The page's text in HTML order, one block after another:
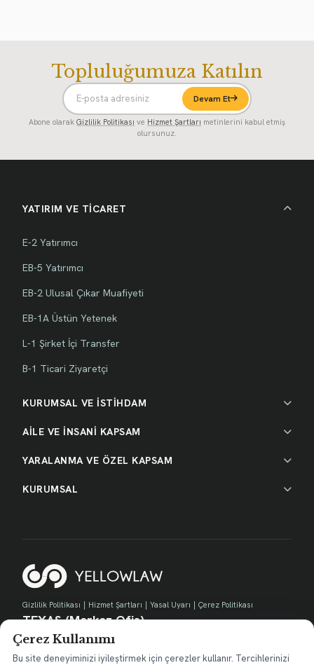
Topluluğumuza Katılın
Devam Et
Abone olarak Gizlilik Politikası ve Hizmet Şartları metinlerini kabul etmiş
olursunuz.
YATIRIM VE TİCARET
E-2 Yatırımcı
EB-5 Yatırımcı
EB-2 Ulusal Çıkar Muafiyeti
EB-1A Üstün Yetenek
L-1 Şirket İçi Transfer
B-1 Ticari Ziyaretçi
KURUMSAL VE İSTİHDAM
AİLE VE İNSANİ KAPSAM
YARALANMA VE ÖZEL KAPSAM
KURUMSAL
Gizlilik Politikası Hizmet Şartları Yasal Uyarı Çerez Politikası
TEXAS (Merkez Ofis)
730 E Park Blvd, Suite 100 Plano, TX 75074
contact@yellow.law
Çerez Kullanımı
Bu site deneyiminizi iyileştirmek için çerezler kullanır. Tercihlerinizi